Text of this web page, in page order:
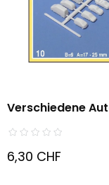
Verschiedene
1:200....
6,30 CHF